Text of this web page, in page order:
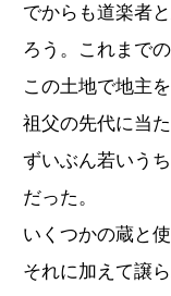
でからも道楽者
ろう。これまで
この土地で地主
祖父の先代に当
ずいぶん若いう
だった。
いくつかの蔵と
それに加えて譲